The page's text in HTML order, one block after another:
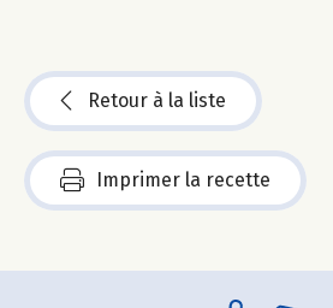
Retour à la liste
Imprimer la recette